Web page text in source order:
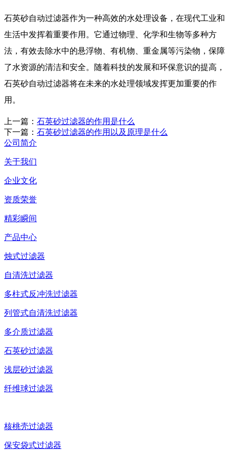
石英砂自动过滤器作为一种高效的水处理设备，在现代工业和
生活中发挥着重要作用。它通过物理、化学和生物等多种方
法，有效去除水中的悬浮物、有机物、重金属等污染物，保障
了水资源的清洁和安全。随着科技的发展和环保意识的提高，
石英砂自动过滤器将在未来的水处理领域发挥更加重要的作
用。
上一篇： 石英砂过滤器的作用是什么
下一篇： 石英砂过滤器的作用以及原理是什么
公司简介
关于我们
企业文化
资质荣誉
精彩瞬间
产品中心
烛式过滤器
自清洗过滤器
多柱式反冲洗过滤器
列管式自清洗过滤器
多介质过滤器
石英砂过滤器
浅层砂过滤器
纤维球过滤器
核桃壳过滤器
保安袋式过滤器